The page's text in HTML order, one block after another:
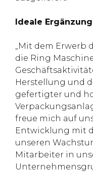
Ideale Ergänzung
„Mit dem Erwerb
die Ring
Herstellung und
gefertigter und
freue mich auf
Entwicklung mit
unseren
Mitarbeiter in